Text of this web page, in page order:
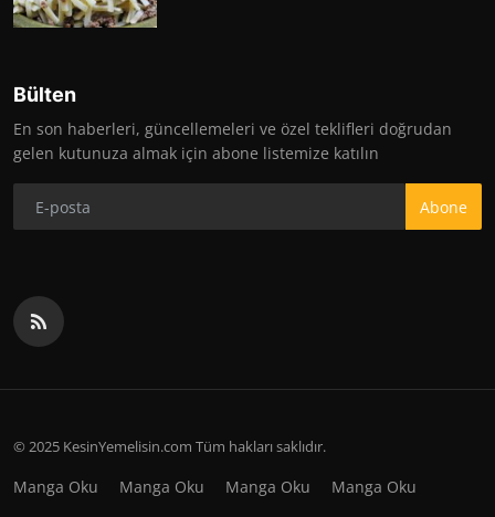
Bülten
En son haberleri, güncellemeleri ve özel teklifleri doğrudan
gelen kutunuza almak için abone listemize katılın
Abone
© 2025 KesinYemelisin.com Tüm hakları saklıdır.
Manga Oku Manga Oku Manga Oku Manga Oku